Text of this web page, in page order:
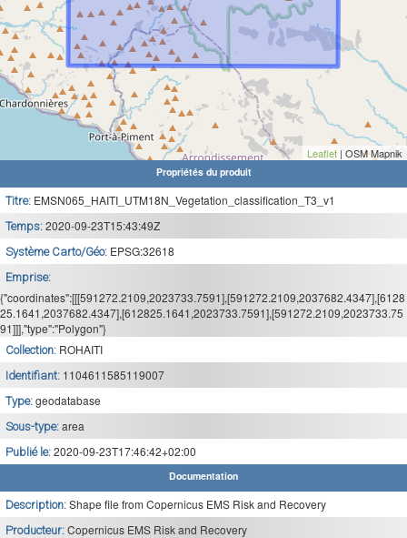
Leaflet | OSM Mapnik
Propriétés du produit
Titre: EMSN065_HAITI_UTM18N_Vegetation_classification_T3_v1
Temps: 2020-09-23T15:43:49Z
Système Carto/Géo: EPSG:32618
Emprise:
{"coordinates":[[[591272.2109,2023733.7591],[591272.2109,2037682.4347],[6128
25.1641,2037682.4347],[612825.1641,2023733.7591],[591272.2109,2023733.75
91]]],"type":"Polygon"}
Collection: ROHAITI
Identifiant: 1104611585119007
Type: geodatabase
Sous-type: area
Publié le: 2020-09-23T17:46:42+02:00
Documentation
Description: Shape file from Copernicus EMS Risk and Recovery
Producteur: Copernicus EMS Risk and Recovery